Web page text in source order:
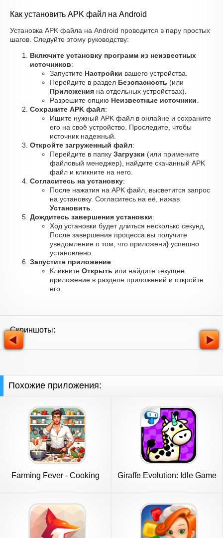
Как установить APK файл на Android
Установка APK файла на Android проводится в пару простых
шагов. Следуйте этому руководству:
Включите установку программ из неизвестных
источников:
Запустите Настройки вашего устройства.
Перейдите в раздел Безопасность (или
Приложения на отдельных устройствах).
Разрешите опцию Неизвестные источники
Сохраните APK файл:
Ищите нужный APK файл в онлайне и сохраните
его на своё устройство. Проследите, чтобы
источник надежный.
Откройте загруженный файл:
Перейдите в папку Загрузки (или примените
файловый менеджер), найдите скачанный APK
файл и кликните на него.
Согласитесь на установку:
После нажатия на APK файл, высветится запрос
на установку. Согласитесь на её, нажав
Установить
Дождитесь завершения установки:
Ход установки будет длиться несколько секунд.
После завершения процесса вы получите
уведомление о том, что приложени} успешно
установлено.
Запустите приложение:
Кликните Открыть или найдите текущее
приложение в разделе приложений и откройте
его.
Скриншоты:
Похожие приложения:
Farming Fever - Cooking
Giraffe Evolution: Idle Game